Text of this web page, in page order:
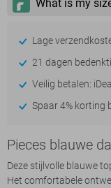
Lage
21 dagen
Veilig betalen:
Spaar 4% korting
Pieces blauwe
Deze stijlvolle blauwe
Het comfortabele